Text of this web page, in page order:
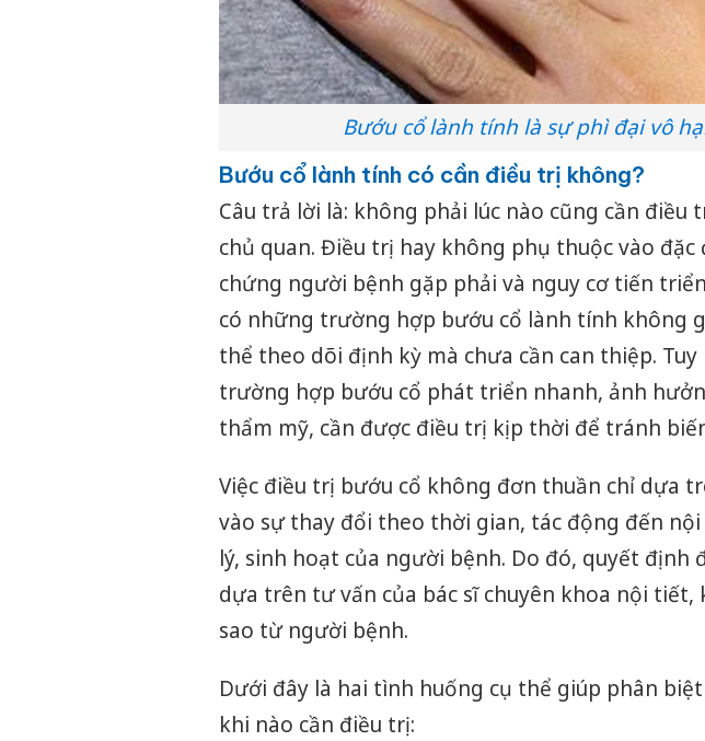
Bướu cổ lành tính là sự phì đại vô
Bướu cổ lành tính có cần điều trị không?
Câu trả lời là: không phải lúc nào cũng cần
chủ quan. Điều trị hay không phụ thuộc vào
chứng người bệnh gặp phải và nguy cơ tiến
có những trường hợp bướu cổ lành tính không
thể theo dõi định kỳ mà chưa cần can thiệp.
trường hợp bướu cổ phát triển nhanh, ảnh
thẩm mỹ, cần được điều trị kịp thời để tránh
Việc điều trị bướu cổ không đơn thuần chỉ dựa
vào sự thay đổi theo thời gian, tác động đến
lý, sinh hoạt của người bệnh. Do đó, quyết định
dựa trên tư vấn của bác sĩ chuyên khoa nội
sao từ người bệnh.
Dưới đây là hai tình huống cụ thể giúp phân
khi nào cần điều trị: